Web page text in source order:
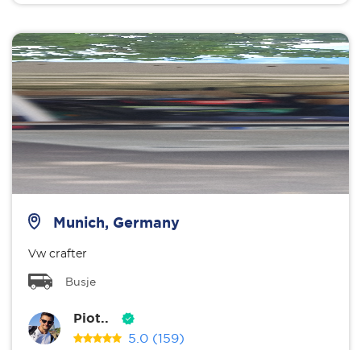
Munich, Germany
Vw crafter
Busje
Piot..
5.0 (159)